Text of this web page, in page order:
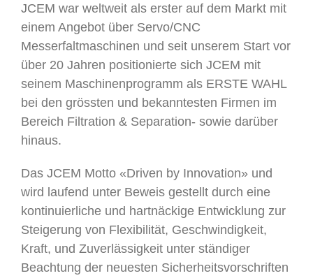
JCEM war weltweit als erster auf dem Markt mit
einem Angebot über Servo/CNC
Messerfaltmaschinen und seit unserem Start vor
über 20 Jahren positionierte sich JCEM mit
seinem Maschinenprogramm als ERSTE WAHL
bei den grössten und bekanntesten Firmen im
Bereich Filtration & Separation- sowie darüber
hinaus.
Das JCEM Motto «Driven by Innovation» und
wird laufend unter Beweis gestellt durch eine
kontinuierliche und hartnäckige Entwicklung zur
Steigerung von Flexibilität, Geschwindigkeit,
Kraft, und Zuverlässigkeit unter ständiger
Beachtung der neuesten Sicherheitsvorschriften